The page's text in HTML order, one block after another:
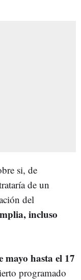
si, de
de un
del
incluso
mayo hasta el 17
programado